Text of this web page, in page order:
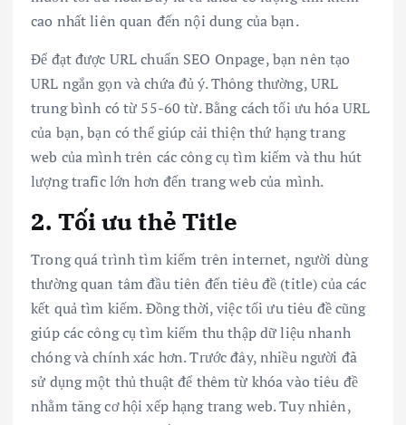
cao nhất liên quan đến nội dung của bạn.
Để đạt được URL chuẩn SEO Onpage, bạn nên tạo
URL ngắn gọn và chứa đủ ý. Thông thường, URL
trung bình có từ 55-60 từ. Bằng cách tối ưu hóa URL
của bạn, bạn có thể giúp cải thiện thứ hạng trang
web của mình trên các công cụ tìm kiếm và thu hút
lượng trafic lớn hơn đến trang web của mình.
2. Tối ưu thẻ Title
Trong quá trình tìm kiếm trên internet, người dùng
thường quan tâm đầu tiên đến tiêu đề (title) của các
kết quả tìm kiếm. Đồng thời, việc tối ưu tiêu đề cũng
giúp các công cụ tìm kiếm thu thập dữ liệu nhanh
chóng và chính xác hơn. Trước đây, nhiều người đã
sử dụng một thủ thuật để thêm từ khóa vào tiêu đề
nhằm tăng cơ hội xếp hạng trang web. Tuy nhiên,